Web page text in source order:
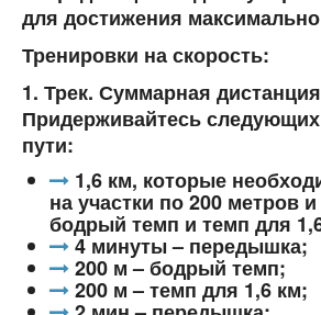
для достижения
Тренировки на скорость:
1. Трек. Суммарная
Придерживайтесь следующих
пути:
1,6 км, которые
на участки по 200 метров
бодрый темп и темп для
4 минуты – передышка;
200 м – бодрый темп;
200 м – темп для 1,6 км;